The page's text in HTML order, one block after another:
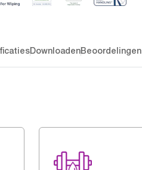
DownloadenBeoordelingen